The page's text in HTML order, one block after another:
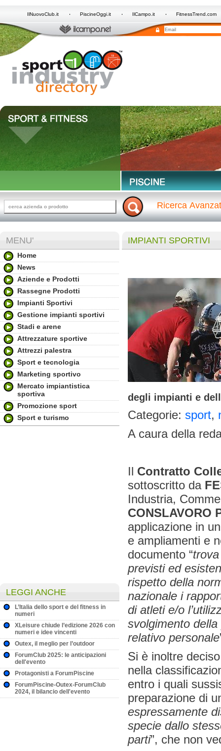
IlNuovoClub.it PiscineOggi.it IlCampo.it FitnessTrend.com
Ricerca
MENU'
Home
News
Aziende e Prodotti
Rassegne Prodotti
Impianti Sportivi
Gestione impianti sportivi
Stadi e arene
Attrezzature sportive
Attrezzi palestra
Sport e tecnologia
Marketing sportivo
Mercato impiantistica
sportiva
Promozione sport
Sport e turismo
LEGGI ANCHE
L’Italia dello sport e del fitness in
numeri
XLeisure chiude l’edizione 2026 con
numeri e idee vincenti
Outex, il meglio per l’outdoor
ForumClub 2025: le anticipazioni
dell'evento
Protagonisti a ForumPiscine
ForumPiscine-Outex-ForumClub
2024, il bilancio dell'evento
IMPIANTI SPORTIVI
degli impianti e
Categorie: sport,
A caura della
Il Contratto
sottoscritto da
Industria,
CONSLAVORO
applicazione in
e ampliamenti e
documento “
previsti ed
rispetto della
nazionale i
di atleti e/o
svolgimento
relativo personale
Si è inoltre
nella
entro i quali
preparazione di
espressamente
specie dallo
parti”, che non